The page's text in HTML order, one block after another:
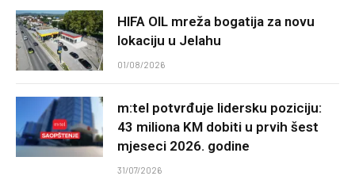
HIFA OIL mreža bogatija za novu
lokaciju u Jelahu
01/08/2026
m:tel potvrđuje lidersku poziciju:
43 miliona KM dobiti u prvih šest
mjeseci 2026. godine
31/07/2026